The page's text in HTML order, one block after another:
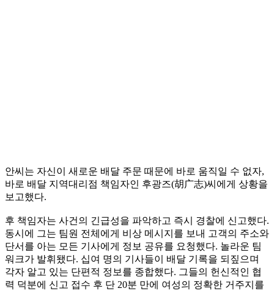
안씨는 자신이 새로운 배달 주문 때문에 바로 움직일 수 없자,
바로 배달 지역대리점 책임자인 후광즈(胡广志)씨에게 상황을
보고했다.
후 책임자는 사건의 긴급성을 파악하고 즉시 경찰에 신고했다.
동시에 그는 팀원 전체에게 비상 메시지를 보내 고객의 주소와
단서를 아는 모든 기사에게 정보 공유를 요청했다. 놀라운 팀
워크가 발휘됐다. 십여 명의 기사들이 배달 기록을 되짚으며
각자 알고 있는 단편적 정보를 종합했다. 그들의 헌신적인 협
력 덕분에 신고 접수 후 단 20분 만에 여성의 정확한 거주지를